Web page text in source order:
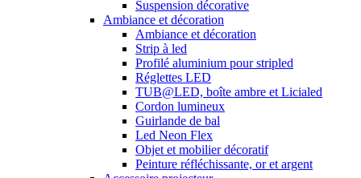
Suspension décorative
Ambiance et décoration
Ambiance et décoration
Strip à led
Profilé aluminium pour stripled
Réglettes LED
TUB@LED, boîte ambre et Licialed
Cordon lumineux
Guirlande de bal
Led Neon Flex
Objet et mobilier décoratif
Peinture réfléchissante, or et argent